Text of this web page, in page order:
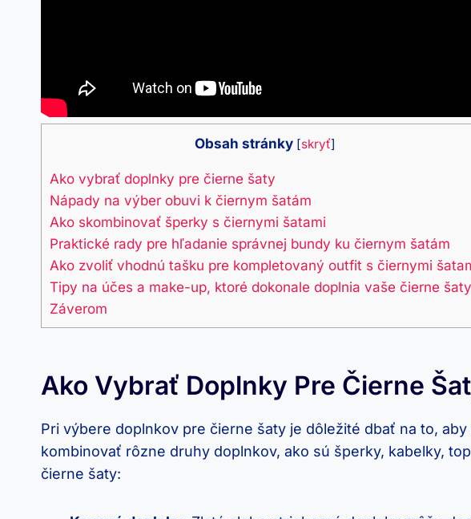
Obsah stránky [skryť]
Ako vybrať doplnky⁣ pre⁢ čierne ⁢šaty
Nápady na výber obuvi k čiernym šatám
Ako ​skombinovať šperky s čiernymi​ šatami
Praktické⁢ rady ⁤pre ⁣hľadanie⁣ správnej ‍bundy ‌ku ‍čiernym‌ šatám
Ako zvoliť vhodnú ⁢tašku pre kompletovaný‍ outfit s čiernymi⁤
Tipy na účes a make-up, ktoré dokonale doplnia vaše čierne šaty
Záverom
Ako Vybrať Doplnky⁣ Pre⁢ Čierne
Pri výbere doplnkov ⁣pre čierne šaty je dôležité dbať na to,
kombinovať rôzne druhy doplnkov, ako ‌sú šperky, kabelky,
čierne šaty: